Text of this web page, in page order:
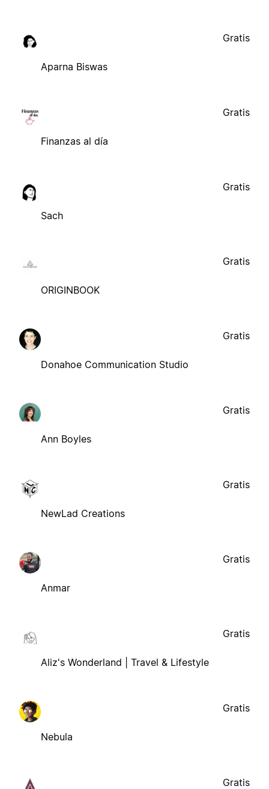
Aparna Biswas
Gratis
Finanzas al día
Gratis
Sach
Gratis
ORIGINBOOK
Gratis
Donahoe Communication Studio
Gratis
Ann Boyles
Gratis
NewLad Creations
Gratis
Anmar
Gratis
Aliz's Wonderland | Travel & Lifestyle
Gratis
Nebula
Gratis
Gratis